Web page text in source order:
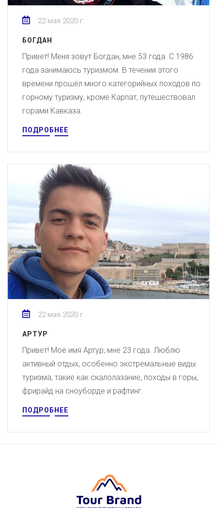
22 мая 2020 г.
БОГДАН
Привет! Меня зовут Богдан, мне 53 года. С 1986
года занимаюсь туризмом. В течении этого
времени прошёл много категорийных походов по
горному туризму, кроме Карпат, путешествовал
горами Кавказа.
ПОДРОБНЕЕ
22 мая 2020 г.
АРТУР
Привет! Моё имя Артур, мне 23 года. Люблю
активный отдых, особенно экстремальные виды
туризма, такие как скалолазание, походы в горы,
фрирайд на сноуборде и рафтинг.
ПОДРОБНЕЕ